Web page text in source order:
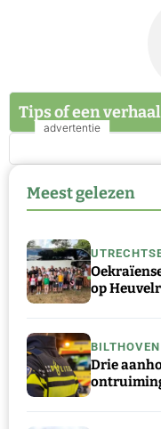
Tips of een
Meest gelezen
op
BILTHOVEN
Drie